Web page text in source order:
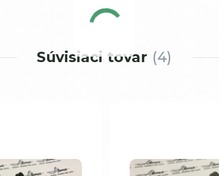
Súvisiaci tovar 4